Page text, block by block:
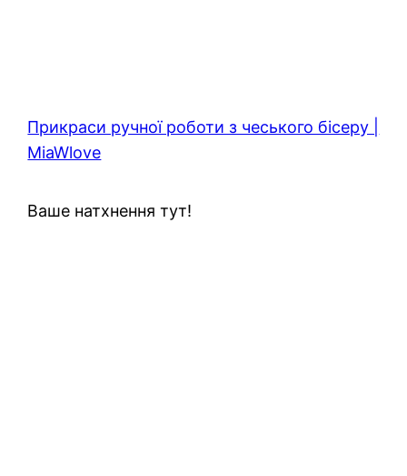
Прикраси ручної роботи з чеського бісеру |
MiaWlove
Ваше натхнення тут!